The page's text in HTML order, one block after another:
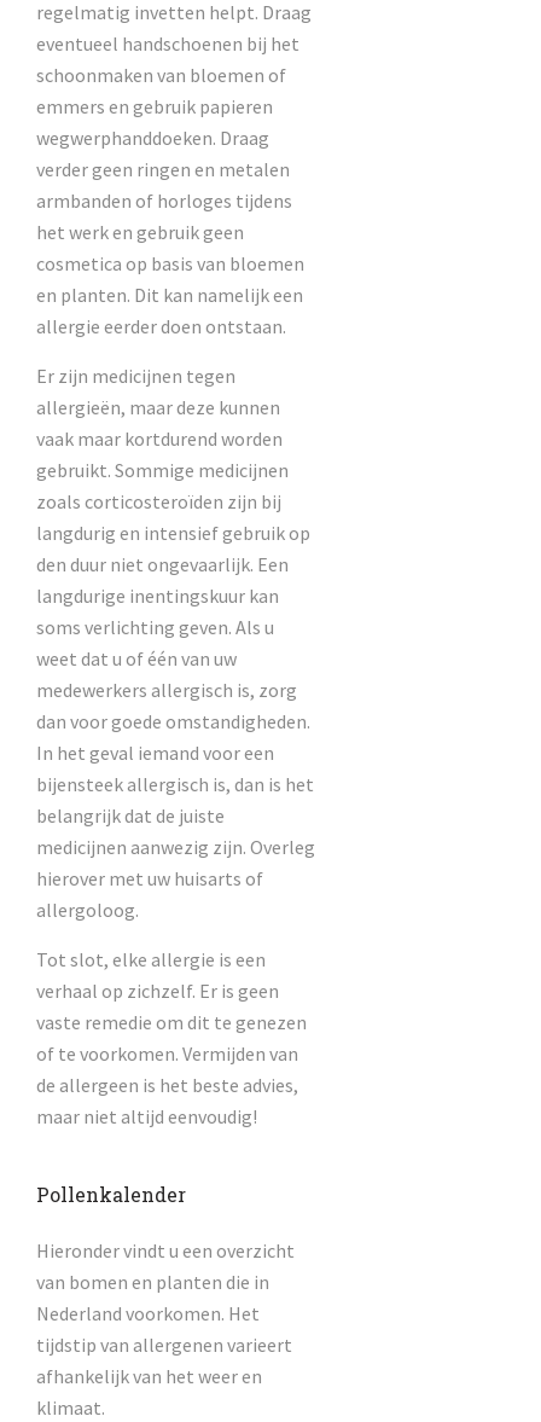
regelmatig invetten helpt. Draag
eventueel handschoenen bij het
schoonmaken van bloemen of
emmers en gebruik papieren
wegwerphanddoeken. Draag
verder geen ringen en metalen
armbanden of horloges tijdens
het werk en gebruik geen
cosmetica op basis van bloemen
en planten. Dit kan namelijk een
allergie eerder doen ontstaan.
Er zijn medicijnen tegen
allergieën, maar deze kunnen
vaak maar kortdurend worden
gebruikt. Sommige medicijnen
zoals corticosteroïden zijn bij
langdurig en intensief gebruik op
den duur niet ongevaarlijk. Een
langdurige inentingskuur kan
soms verlichting geven. Als u
weet dat u of één van uw
medewerkers allergisch is, zorg
dan voor goede omstandigheden.
In het geval iemand voor een
bijensteek allergisch is, dan is het
belangrijk dat de juiste
medicijnen aanwezig zijn. Overleg
hierover met uw huisarts of
allergoloog.
Tot slot, elke allergie is een
verhaal op zichzelf. Er is geen
vaste remedie om dit te genezen
of te voorkomen. Vermijden van
de allergeen is het beste advies,
maar niet altijd eenvoudig!
Pollenkalender
Hieronder vindt u een overzicht
van bomen en planten die in
Nederland voorkomen. Het
tijdstip van allergenen varieert
afhankelijk van het weer en
klimaat.